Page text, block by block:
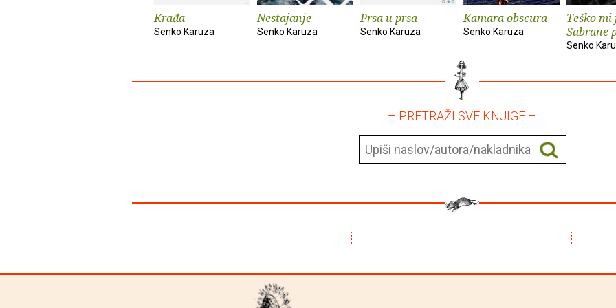
Krađa
Senko Karuza
Nestajanje
Senko Karuza
Prsa u prsa
Senko Karuza
Kamara obscura
Senko Karuza
Teško mi
Sabrane
Senko
– PRETRAŽI SVE KNJIGE –